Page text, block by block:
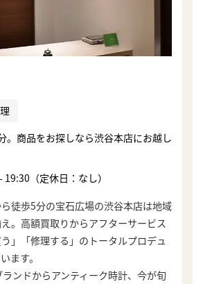
。商品をお探しなら渋谷本店にお越し
（定休日：なし）
徒歩5分の宝石広場の渋谷本店は地域
。高額買取りからアフターサービス
」「修理する」のトータルプロデュ
ます。
ンドからアンティーク時計、今が旬